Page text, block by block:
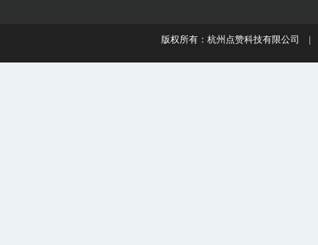
版权所有：杭州点赞科技有限公司